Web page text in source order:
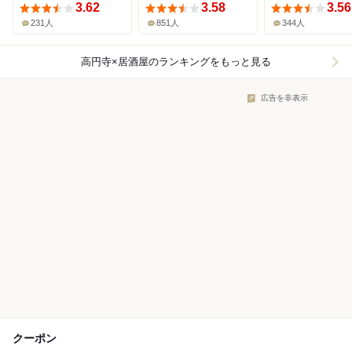
3.62
231人
3.58
851人
3.56
344人
高円寺×居酒屋のランキングをもっと見る
広告を非表示
クーポン